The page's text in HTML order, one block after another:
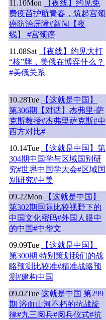
11.10Mon
【夜线】约见免
费疫苗护航青春，筑起宫颈
癌防治屏障#新闻【夜
线】 #宫颈癌
11.08Sat
【夜线】约见大打
“核”牌，美俄在博弈什么？
#美俄关系
10.28Tue
【这就是中国】
第306期【对话】杰弗里·萨
克斯教授#杰弗里萨克斯#中
西方对比#
10.14Tue
【这就是中国】第
304期中国学与区域国别研
究#世界中国学大会#区域国
别研究#中美
09.22Mon
【这就是中国】
第302期国际比较视野下的
中国文化密码#外国人眼中
的中国#中华文
09.09Tue
【这就是中国】
第300期 特别策划我们的战
略预测比较准#精准战略预
测#建构中国
09.02Tue 这就是中国 第299
期 浴血山河不朽的抗战旋
律#九三阅兵#阅兵仪式#抗